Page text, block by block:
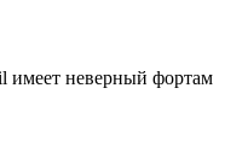
имеет неверный фортам